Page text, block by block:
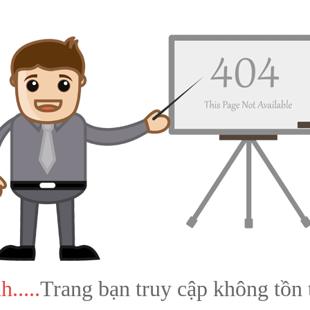
Trang bạn truy cập không tồn